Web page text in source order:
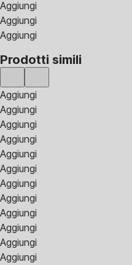
Aggiungi
Aggiungi
Aggiungi
Prodotti simili
Aggiungi
Aggiungi
Aggiungi
Aggiungi
Aggiungi
Aggiungi
Aggiungi
Aggiungi
Aggiungi
Aggiungi
Aggiungi
Aggiungi